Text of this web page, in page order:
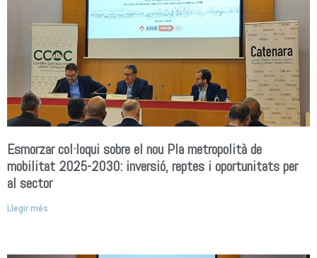
Esmorzar col·loqui sobre el nou Pla metropolità de
mobilitat 2025-2030: inversió, reptes i oportunitats per
al sector
Llegir més